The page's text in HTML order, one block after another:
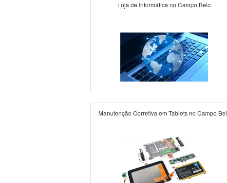
Loja de Informática no Campo Belo
Manutenção Corretiva em Tablets no Campo